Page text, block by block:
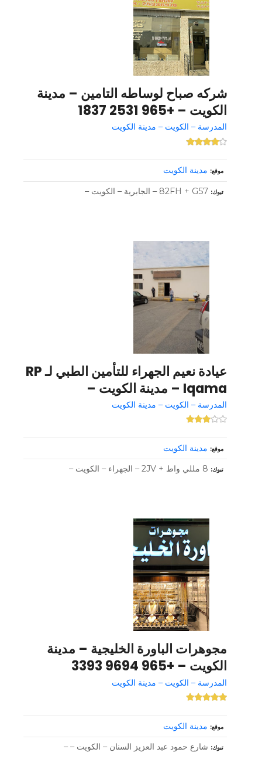
شركه صباح لوساطه التامين – مدينة
الكويت – +965 2531 1837
المدرسة – الكويت – مدينة الكويت
موقع مدينة الكويت
تبوك 82FH + G57 – الجابرية – الكويت –
عيادة نعيم الجهراء للتأمين الطبي لـ RP
Iqama – مدينة الكويت –
المدرسة – الكويت – مدينة الكويت
موقع مدينة الكويت
تبوك 8 مللي واط + 2JV – الجهراء – الكويت –
مجوهرات الباورة الخليجية – مدينة
الكويت – +965 9694 3393
المدرسة – الكويت – مدينة الكويت
موقع مدينة الكويت
تبوك شارع حمود عبد العزيز السنان – الكويت – –